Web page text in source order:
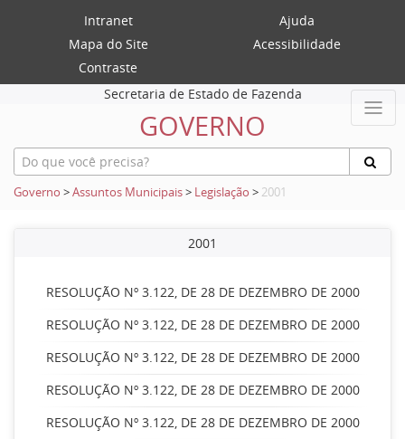
Intranet
Ajuda
Mapa do Site
Acessibilidade
Contraste
Secretaria de Estado de Fazenda
GOVERNO
Governo >Assuntos Municipais> Legislação > 2001
2001
RESOLUÇÃO Nº 3.122, DE 28 DE DEZEMBRO DE 2000
RESOLUÇÃO Nº 3.122, DE 28 DE DEZEMBRO DE 2000
RESOLUÇÃO Nº 3.122, DE 28 DE DEZEMBRO DE 2000
RESOLUÇÃO Nº 3.122, DE 28 DE DEZEMBRO DE 2000
RESOLUÇÃO Nº 3.122, DE 28 DE DEZEMBRO DE 2000